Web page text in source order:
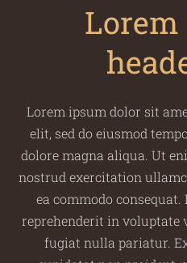
Lorem ipsum dolor sit
elit, sed do eiusmod
dolore magna aliqua. Ut
nostrud exercitation
ea commodo
reprehenderit in voluptate
fugiat nulla pariatur.